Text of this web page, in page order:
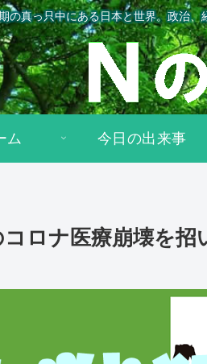
の真っ只中にある日本と世界。政治
ム 今日の出来事
ロナ医療崩壊を招